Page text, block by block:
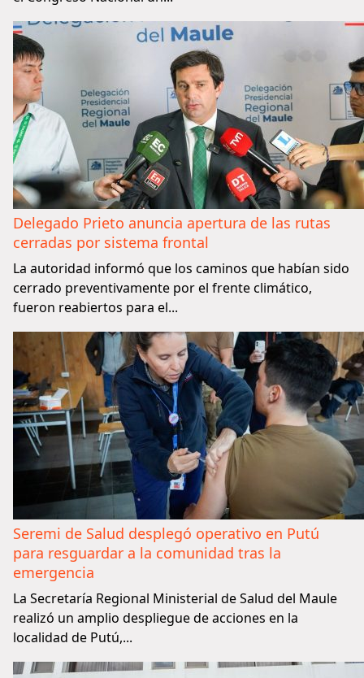
Delegado Prieto anuncia apertura de las rutas
cerradas por sistema frontal
La autoridad informó que los caminos que habían sido
cerrado preventivamente por el frente climático,
fueron reabiertos para el...
Seremi de Salud desplegó operativo en Putú
para resguardar a la comunidad tras la
emergencia
La Secretaría Regional Ministerial de Salud del Maule
realizó un amplio despliegue de acciones en la
localidad de Putú,...